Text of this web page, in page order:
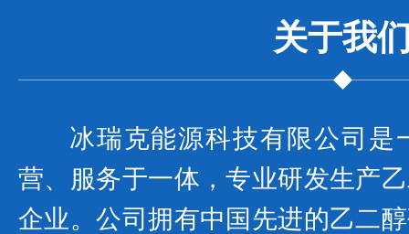
关于我
冰瑞克能源科技有限公司是
营、服务于一体，专业研发生产
企业。公司拥有中国先进的乙二